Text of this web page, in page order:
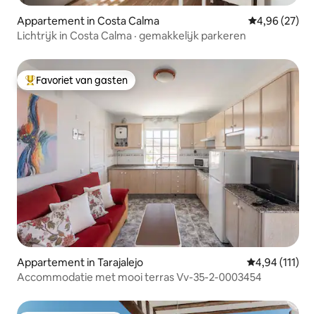
Appartement in Costa Calma Gemiddelde
4,96 (27)
Lichtrijk in Costa Calma · gemakkelijk parkeren
Topfavoriet van gasten
Favoriet van gasten
Appartement in Tarajalejo Gemiddelde
4,94 (111)
Accommodatie met mooi terras Vv-35-2-0003454